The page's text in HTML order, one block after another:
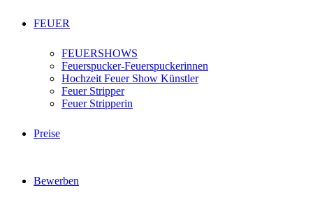
FEUER
FEUERSHOWS
Feuerspucker-Feuerspuckerinnen
Hochzeit Feuer Show Künstler
Feuer Stripper
Feuer Stripperin
Preise
Bewerben